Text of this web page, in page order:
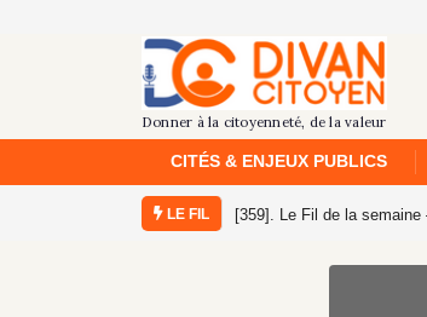
CITÉS & ENJEUX PUBLICS
LE FIL [359]. Le Fil de la